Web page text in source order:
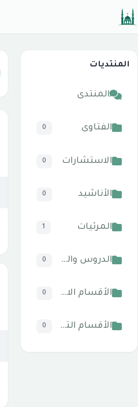
المنتديات
المنتدى
الفتاوى 0
الاستشارات 0
الأناشيد 0
المرئيات 1
الدروس والخطب 0
الأقسام الاسلامية 0
الأقسام التقنية للكمبيوتر والنترنت 0